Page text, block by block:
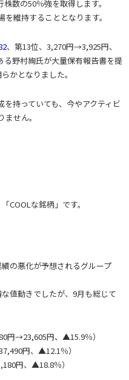
数の50％強を取得します。
維持することとなります。
、第13位、3,270円→3,925円、
る野村絢氏が大量保有報告書を提
かとなりました。
持っていても、今やアクティビ
せん。
COOLな銘柄」です。
の悪化が予想されるグループ
値動きでしたが、9月も総じて
円→23,605円、▲15.9％）
円、▲12.1％）
円、▲18.8％）